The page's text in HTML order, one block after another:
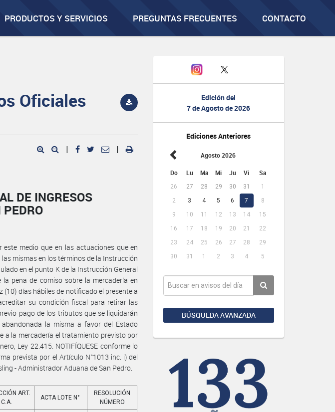
PRODUCTOS Y SERVICIOS PREGUNTAS FRECUENTES CONTACTO
Edición del
7 de Agosto de 2026
Ediciones Anteriores
Agosto 2026
Do Lu Ma Mi Ju Vi Sa
26 27 28 29 30 31
1
2
3 4 5 6 7
8
9
10 11 12 13 14
15
16
17 18 19 20 21
22
23
24 25 26 27 28
29
30
31 1 2 3 4 5
BÚSQUEDA AVANZADA
Oficiales
| |
DE INGRESOS
medio que en las actuaciones que en
mismas en los términos de la Instrucción
en el punto K de la Instrucción General
pena de comiso sobre la mercadería en
días hábiles de notificado el presente a
su condición fiscal para retirar las
pago de los tributos que se liquidarán
la misma a favor del Estado
a la mercadería el tratamiento previsto por
Ley 22.415. NOTIFÍQUESE conforme lo
prevista por el Artículo N°1013 inc. i) del
- Administrador Aduana de San Pedro.
ART.
C.A.
ACTA LOTE N°
RESOLUCIÓN
NÚMERO